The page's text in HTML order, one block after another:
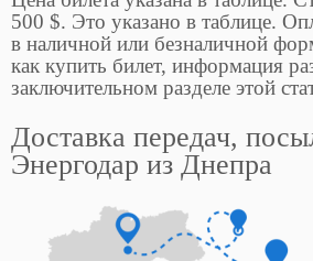
500 $. Это указано в таблице.
в наличной или безналичной
как купить билет, информация
заключительном разделе этой
Доставка передач,
Энергодар из Днепра